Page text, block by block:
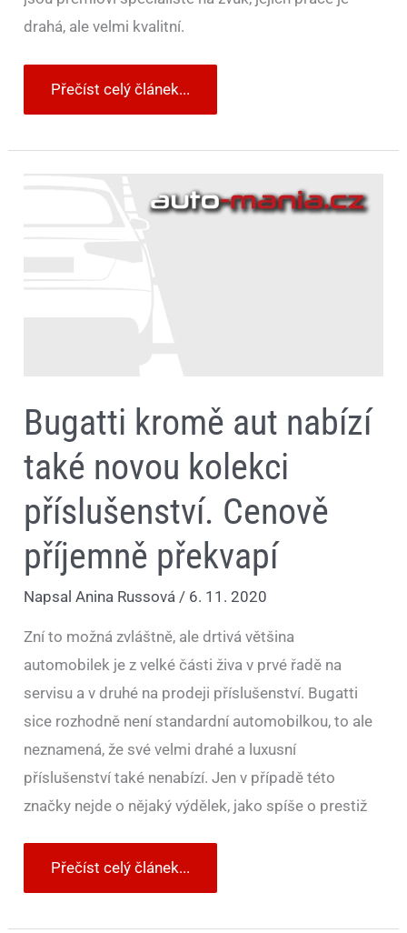
drahá, ale velmi kvalitní.
Přečíst celý článek...
Bugatti kromě aut nabízí
také novou kolekci
příslušenství. Cenově
příjemně překvapí
NapsalAnina Russová / 6. 11. 2020
Zní to možná zvláštně, ale drtivá většina
automobilek je z velké části živa v prvé řadě na
servisu a v druhé na prodeji příslušenství. Bugatti
sice rozhodně není standardní automobilkou, to ale
neznamená, že své velmi drahé a luxusní
příslušenství také nenabízí. Jen v případě této
značky nejde o nějaký výdělek, jako spíše o prestiž
novou
příslušenství.
Přečíst celý článek...